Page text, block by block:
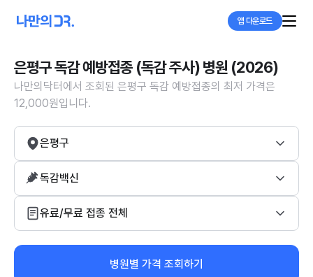
앱 다운로드
은평구 독감 예방접종 (독감 주사) 병원 (2026)
나만의닥터에서 조회된 은평구 독감 예방접종의 최저 가격은
12,000원입니다.
은평구
독감백신
유료/무료 접종 전체
병원별 가격 조회하기